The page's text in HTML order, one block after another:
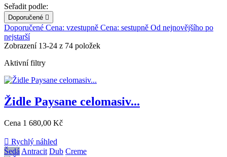
Seřadit podle:
Doporučené 
Doporučené Cena: vzestupně Cena: sestupně Od nejnovějšího po
nejstarší
Zobrazení 13-24 z 74 položek
Aktivní filtry
Židle Paysane celomasiv...
Cena 1 680,00 Kč
 Rychlý náhled
Šedá Antracit Dub Creme